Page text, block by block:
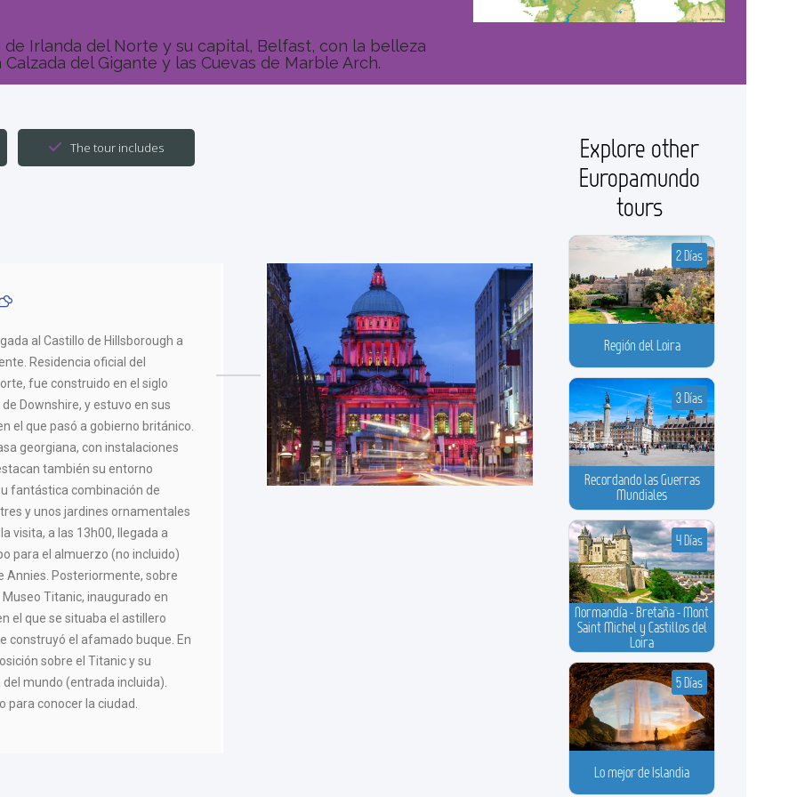
Irlanda del Norte y su capital, Belfast, con la belleza
del Gigante y las Cuevas de Marble Arch.
The tour includes
al Castillo de Hillsborough a
Residencia oficial del
fue construido en el siglo
Downshire, y estuvo en sus
el que pasó a gobierno británico.
georgiana, con instalaciones
también su entorno
fantástica combinación de
y unos jardines ornamentales
visita, a las 13h00, llegada a
para el almuerzo (no incluido)
Annies. Posteriormente, sobre
Titanic, inaugurado en
el que se situaba el astillero
construyó el afamado buque. En
sobre el Titanic y su
mundo (entrada incluida).
para conocer la ciudad.
Explore other
Europamundo
tours
Región del Loira
2 Días
Recordando las Guerras
Mundiales
3 Días
Normandía - Bretaña - Mont
Saint Michel y Castillos del
Loira
4 Días
Lo mejor de Islandia
5 Días